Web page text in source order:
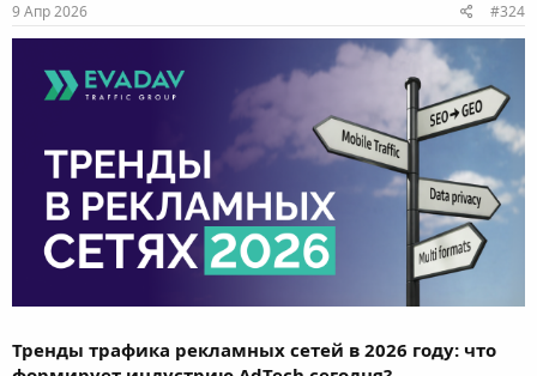
9 Апр 2026 #324
Тренды трафика рекламных сетей в 2026 году: что